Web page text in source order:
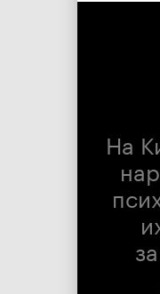
На